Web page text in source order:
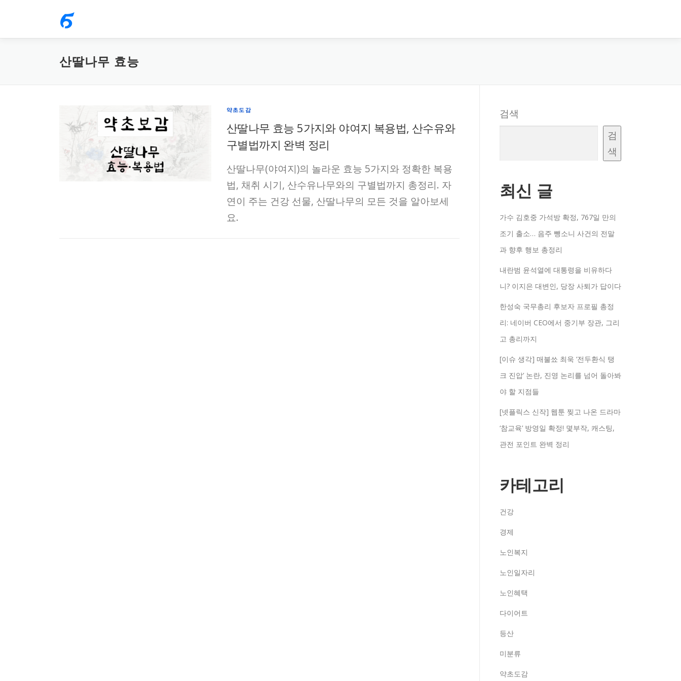
으
산딸나무 효능
약초도감
산딸나무 효능 5가지와 야여지 복용법, 산수유와
구별법까지 완벽 정리
산딸나무(야여지)의 놀라운 효능 5가지와 정확한 복용
법, 채취 시기, 산수유나무와의 구별법까지 총정리. 자
연이 주는 건강 선물, 산딸나무의 모든 것을 알아보세
요.
검색
검
색
최신 글
가수 김호중 가석방 확정, 767일 만의
조기 출소… 음주 뺑소니 사건의 전말
과 향후 행보 총정리
내란범 윤석열에 대통령을 비유하다
니? 이지은 대변인, 당장 사퇴가 답이다
한성숙 국무총리 후보자 프로필 총정
리: 네이버 CEO에서 중기부 장관, 그리
고 총리까지
[이슈 생각] 매불쑈 최욱 ‘전두환식 탱
크 진압’ 논란, 진영 논리를 넘어 돌아봐
야 할 지점들
[넷플릭스 신작] 웹툰 찢고 나온 드라마
‘참교육’ 방영일 확정! 몇부작, 캐스팅,
관전 포인트 완벽 정리
카테고리
건강
경제
노인복지
노인일자리
노인혜택
다이어트
등산
미분류
약초도감